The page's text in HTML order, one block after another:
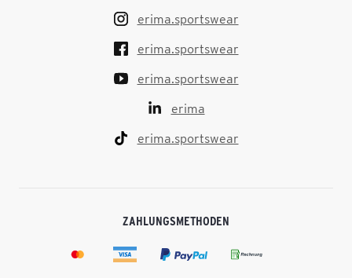
erima.sportswear
erima.sportswear
erima.sportswear
erima
erima.sportswear
ZAHLUNGSMETHODEN